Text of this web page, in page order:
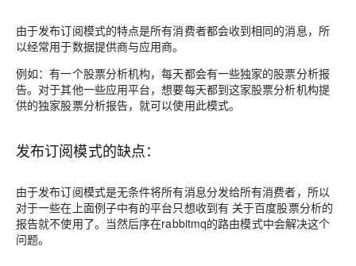
由于发布订阅模式的特点是所有消费者都会收到相同的消息，所
以经常用于数据提供商与应用商。
例如：有一个股票分析机构，每天都会有一些独家的股票分析报
告。对于其他一些应用平台，想要每天都到这家股票分析机构提
供的独家股票分析报告，就可以使用此模式。
发布订阅模式的缺点：
由于发布订阅模式是无条件将所有消息分发给所有消费者，所以
对于一些在上面例子中有的平台只想收到有 关于百度股票分析的
报告就不使用了。当然后序在rabbitmq的路由模式中会解决这个
问题。